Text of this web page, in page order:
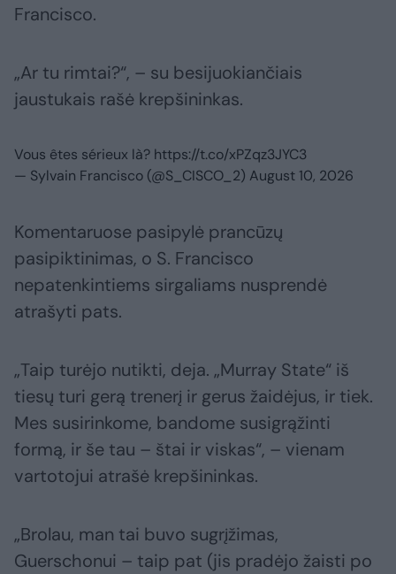
Francisco.
„Ar tu rimtai?“, – su besijuokiančiais
jaustukais rašė krepšininkas.
Vous êtes sérieux là? https://t.co/xPZqz3JYC3
— Sylvain Francisco (@S_CISCO_2) August 10, 2026
Komentaruose pasipylė prancūzų
pasipiktinimas, o S. Francisco
nepatenkintiems sirgaliams nusprendė
atrašyti pats.
„Taip turėjo nutikti, deja. „Murray State“ iš
tiesų turi gerą trenerį ir gerus žaidėjus, ir tiek.
Mes susirinkome, bandome susigrąžinti
formą, ir še tau – štai ir viskas“, – vienam
vartotojui atrašė krepšininkas.
„Brolau, man tai buvo sugrįžimas,
Guerschonui – taip pat (jis pradėjo žaisti po